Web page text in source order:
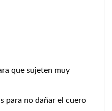
que sujeten muy
para no dañar el cuero